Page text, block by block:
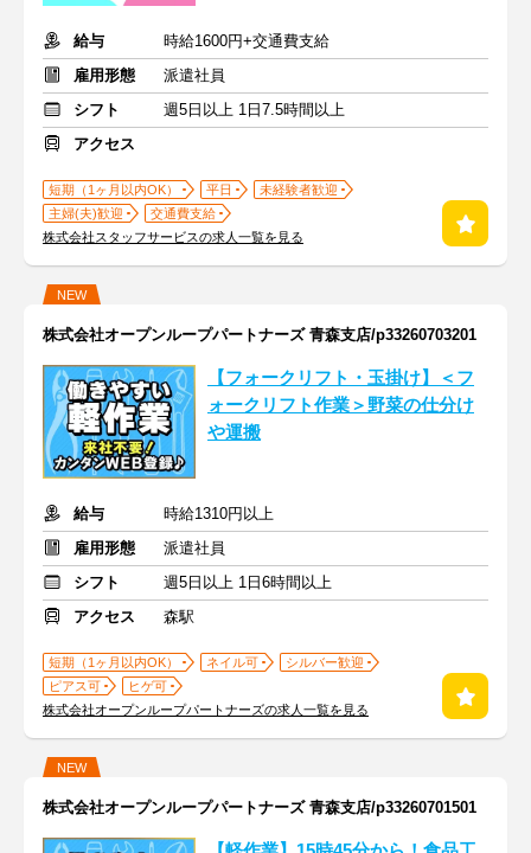
給与
時給1600円+交通費支給
雇用形態
派遣社員
シフト
週5日以上 1日7.5時間以上
アクセス
短期（1ヶ月以内OK） 平日
未経験者歓迎
主婦(夫)歓迎
交通費支給
株式会社スタッフサービスの求人一覧を見る
NEW
株式会社オープンループパートナーズ 青森支店/p33260703201
【フォークリフト・玉掛け】＜フ
ォークリフト作業＞野菜の仕分け
や運搬
給与
時給1310円以上
雇用形態
派遣社員
シフト
週5日以上 1日6時間以上
アクセス
森駅
短期（1ヶ月以内OK） ネイル可
シルバー歓迎
ピアス可
ヒゲ可
株式会社オープンループパートナーズの求人一覧を見る
NEW
株式会社オープンループパートナーズ 青森支店/p33260701501